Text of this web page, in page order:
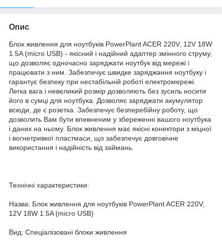
Опис
Блок живлення для ноутбуків PowerPlant ACER 220V, 12V 18W
1.5A (micro USB) - якісний і надійний адаптер змінного струму,
що дозволяє одночасно заряджати ноутбук від мережі і
працювати з ним. Забезпечує швидке заряджання ноутбуку і
гарантує безпеку при нестабільній роботі електромережі.
Легка вага і невеликий розмір дозволяють без зусиль носити
його в сумці для ноутбука. Дозволяє заряджати акумулятор
всюди, де є розетка. Забезпечує безперебійну роботу, що
дозволить Вам бути впевненим у збереженні вашого ноутбука
і даних на ньому. Блок живлення має якісні конектори з міцної
і вогнетривкої пластмаси, що забезпечує довговічне
використання і надійність від займань.
Технічні характеристики:
Назва: Блок живлення для ноутбуків PowerPlant ACER 220V,
12V 18W 1.5A (micro USB)
Вид: Спеціалізовані блоки живлення